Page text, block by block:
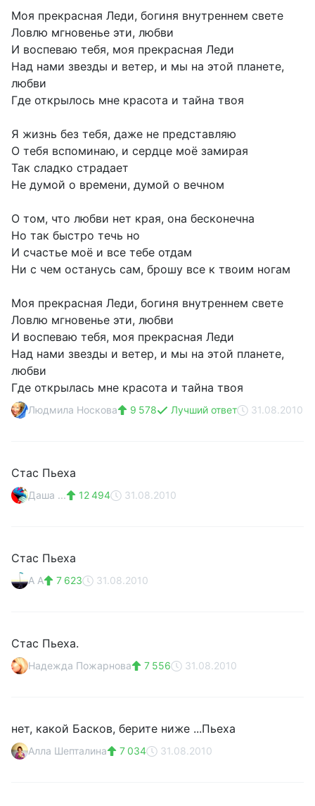
Моя прекрасная Леди, богиня внутреннем свете
Ловлю мгновенье эти, любви
И воспеваю тебя, моя прекрасная Леди
Над нами звезды и ветер, и мы на этой планете,
любви
Где открылось мне красота и тайна твоя
Я жизнь без тебя, даже не представляю
О тебя вспоминаю, и сердце моё замирая
Так сладко страдает
Не думой о времени, думой о вечном
О том, что любви нет края, она бесконечна
Но так быстро течь но
И счастье моё и все тебе отдам
Ни с чем останусь сам, брошу все к твоим ногам
Моя прекрасная Леди, богиня внутреннем свете
Ловлю мгновенье эти, любви
И воспеваю тебя, моя прекрасная Леди
Над нами звезды и ветер, и мы на этой планете,
любви
Где открылась мне красота и тайна твоя
Людмила Носкова 9 578 Лучший ответ 31.08.2010
Стас Пьеха
Даша ... 12 494 31.08.2010
Стас Пьеха
А А 7 623 31.08.2010
Стас Пьеха.
Надежда Пожарнова 7 556 31.08.2010
нет, какой Басков, берите ниже ...Пьеха
Алла Шепталина 7 034 31.08.2010